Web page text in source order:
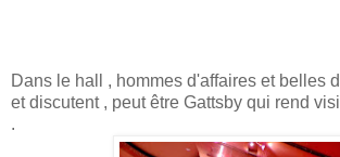
Dans le hall , hommes d'affaires et belles
et discutent , peut être Gattsby qui rend
.